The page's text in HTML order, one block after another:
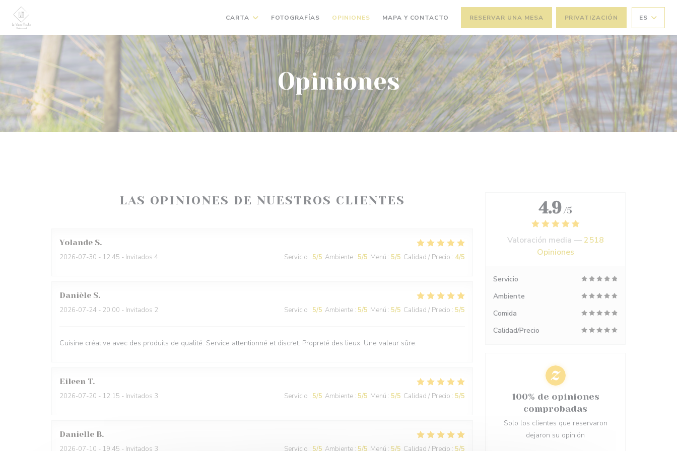
Personalización de sus opciones de cookies
CARTA FOTOGRAFÍAS OPINIONES MAPA Y CONTACTO RESERVAR UNA MESA PRIVATIZACIÓN ES
Opiniones
LAS OPINIONES DE NUESTROS CLIENTES
Yolande S
2026-07-30 - 12:45 - Invitados 4 Servicio : 5/5 Ambiente : 5/5 Menú : 5/5 Calidad / Precio : 4/5
Danièle S
2026-07-24 - 20:00 - Invitados 2 Servicio : 5/5 Ambiente : 5/5 Menú : 5/5 Calidad / Precio : 5/5
Cuisine créative avec des produits de qualité. Service attentionné et discret. Propreté des lieux. Une valeur sûre.
Eileen T
2026-07-20 - 12:15 - Invitados 3 Servicio : 5/5 Ambiente : 5/5 Menú : 5/5 Calidad / Precio : 5/5
Danielle B
2026-07-10 - 19:45 - Invitados 3 Servicio : 5/5 Ambiente : 5/5 Menú : 5/5 Calidad / Precio : 5/5
4.9 /5
Valoración media —2518
Opiniones
Servicio
Ambiente
Comida
Calidad/Precio
100% de opiniones
comprobadas
Solo los clientes que reservaron
dejaron su opinión